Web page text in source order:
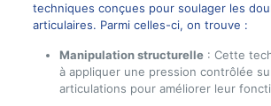
techniques conçues pour soulager les
articulaires. Parmi celles-ci, on trouve :
Manipulation structurelle: Cette
à appliquer une pression contrôlée
articulations pour améliorer leur